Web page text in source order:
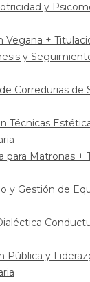
y
Vegana +
y
Corredurias de
Técnicas
para Matronas +
y Gestión de
Pública y